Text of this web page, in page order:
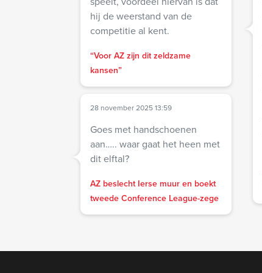
hij de weerstand van de
competitie al kent.
“Voor AZ zijn dit zeldzame
kansen”
28 november 2025 13:59
Goes met handschoenen
aan….. waar gaat het heen met
dit elftal?
AZ beslecht Ierse muur en boekt
tweede Conference League-zege